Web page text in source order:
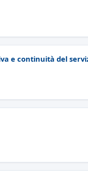
e continuità del